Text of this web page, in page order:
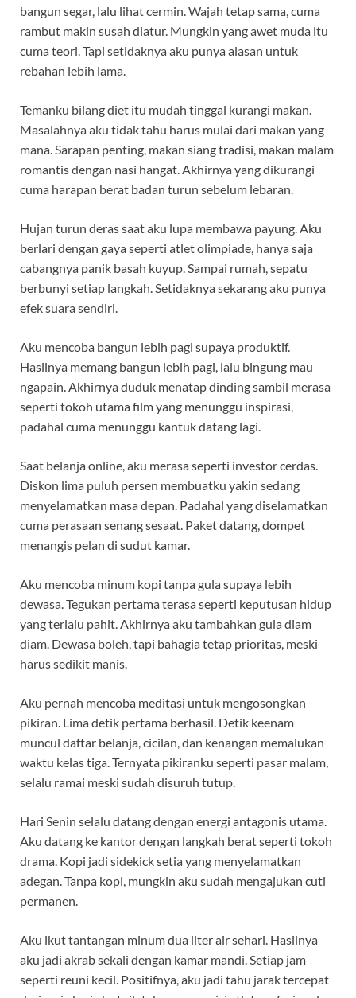
bangun segar, lalu lihat cermin. Wajah tetap sama, cuma
rambut makin susah diatur. Mungkin yang awet muda itu
cuma teori. Tapi setidaknya aku punya alasan untuk
rebahan lebih lama.
Temanku bilang diet itu mudah tinggal kurangi makan.
Masalahnya aku tidak tahu harus mulai dari makan yang
mana. Sarapan penting, makan siang tradisi, makan malam
romantis dengan nasi hangat. Akhirnya yang dikurangi
cuma harapan berat badan turun sebelum lebaran.
Hujan turun deras saat aku lupa membawa payung. Aku
berlari dengan gaya seperti atlet olimpiade, hanya saja
cabangnya panik basah kuyup. Sampai rumah, sepatu
berbunyi setiap langkah. Setidaknya sekarang aku punya
efek suara sendiri.
Aku mencoba bangun lebih pagi supaya produktif.
Hasilnya memang bangun lebih pagi, lalu bingung mau
ngapain. Akhirnya duduk menatap dinding sambil merasa
seperti tokoh utama film yang menunggu inspirasi,
padahal cuma menunggu kantuk datang lagi.
Saat belanja online, aku merasa seperti investor cerdas.
Diskon lima puluh persen membuatku yakin sedang
menyelamatkan masa depan. Padahal yang diselamatkan
cuma perasaan senang sesaat. Paket datang, dompet
menangis pelan di sudut kamar.
Aku mencoba minum kopi tanpa gula supaya lebih
dewasa. Tegukan pertama terasa seperti keputusan hidup
yang terlalu pahit. Akhirnya aku tambahkan gula diam
diam. Dewasa boleh, tapi bahagia tetap prioritas, meski
harus sedikit manis.
Aku pernah mencoba meditasi untuk mengosongkan
pikiran. Lima detik pertama berhasil. Detik keenam
muncul daftar belanja, cicilan, dan kenangan memalukan
waktu kelas tiga. Ternyata pikiranku seperti pasar malam,
selalu ramai meski sudah disuruh tutup.
Hari Senin selalu datang dengan energi antagonis utama.
Aku datang ke kantor dengan langkah berat seperti tokoh
drama. Kopi jadi sidekick setia yang menyelamatkan
adegan. Tanpa kopi, mungkin aku sudah mengajukan cuti
permanen.
Aku ikut tantangan minum dua liter air sehari. Hasilnya
aku jadi akrab sekali dengan kamar mandi. Setiap jam
seperti reuni kecil. Positifnya, aku jadi tahu jarak tercepat